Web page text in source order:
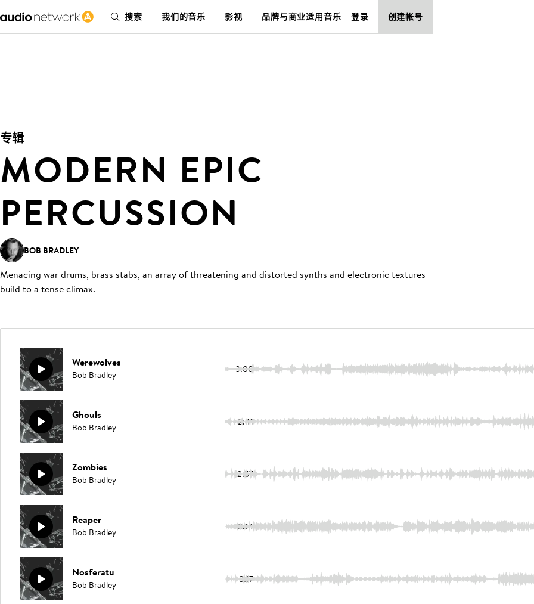
搜索 我们的音乐 影视 品牌与商业适用音乐 登录 创建帐号
专辑
MODERN EPIC
PERCUSSION
BOB BRADLEY
Menacing war drums, brass stabs, an array of threatening and distorted synths and electronic textures
build to a tense climax.
Werewolves
Bob Bradley 3:00
Ghouls
Bob Bradley 2:41
Zombies
Bob Bradley 2:57
Reaper
Bob Bradley 3:14
Nosferatu
Bob Bradley 3:17